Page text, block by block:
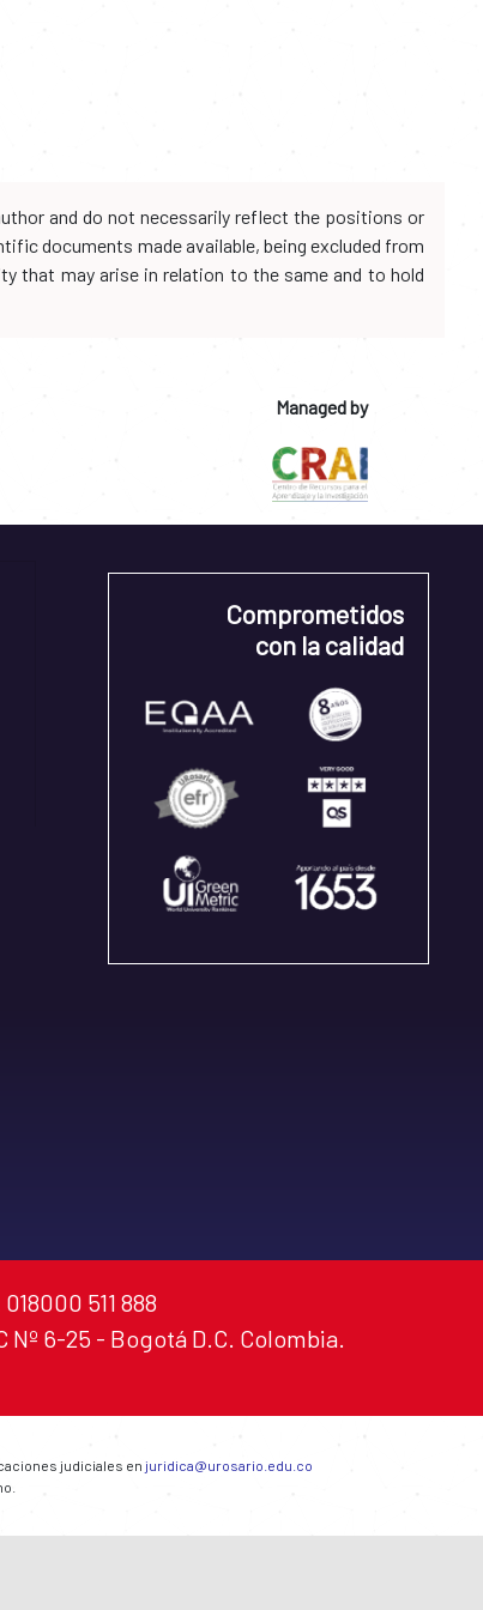
and do not necessarily reflect the positions or
documents made available, being excluded from
that may arise in relation to the same and to hold
Managed by
Comprometidos
con la calidad
511 888
Nº 6-25 - Bogotá D.C. Colombia.
judiciales en juridica@urosario.edu.co